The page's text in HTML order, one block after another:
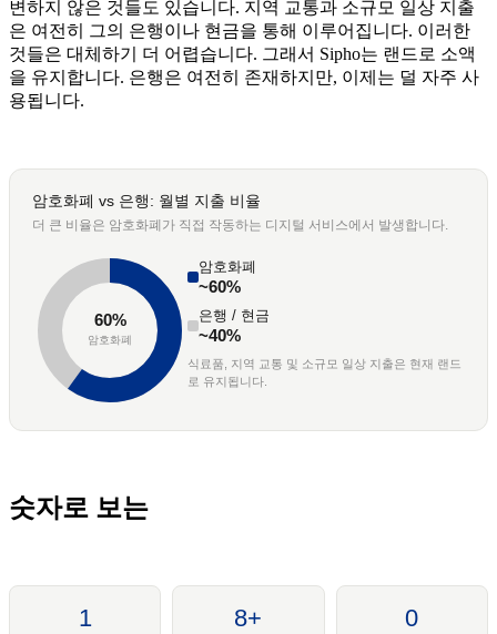
변하지 않은 것들도 있습니다. 지역 교통과 소규모 일상 지출
은 여전히 그의 은행이나 현금을 통해 이루어집니다. 이러한
것들은 대체하기 더 어렵습니다. 그래서 Sipho는 랜드로 소액
을 유지합니다. 은행은 여전히 존재하지만, 이제는 덜 자주 사
용됩니다.
암호화폐 vs 은행: 월별 지출 비율
더 큰 비율은 암호화폐가 직접 작동하는 디지털 서비스에서 발생합니다.
60%
암호화폐
암호화폐
~60%
은행 / 현금
~40%
식료품, 지역 교통 및 소규모 일상 지출은 현재 랜드
로 유지됩니다.
숫자로 보는
1 8+ 0